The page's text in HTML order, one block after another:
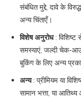
संबंधित मुद्दे, दावे के
अन्य चिंताएँ।
विशेष अनुरोध: विशिष्ट
समस्याएं, जल्दी चेक-
बुकिंग के लिए अन्य
अन्य: प्रीमियम या
सामान भत्ता, या